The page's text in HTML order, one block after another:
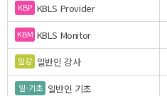
KBP KBLS Provider
KBM KBLS Monitor
일강 일반인 강사
일-기초 일반인 기초